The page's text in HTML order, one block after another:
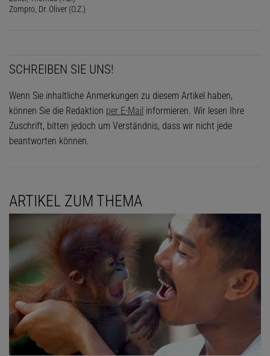
Zompro, Dr. Oliver (O.Z.)
SCHREIBEN SIE UNS!
Wenn Sie inhaltliche Anmerkungen zu diesem Artikel haben,
können Sie die Redaktion per E-Mail informieren. Wir lesen Ihre
Zuschrift, bitten jedoch um Verständnis, dass wir nicht jede
beantworten können.
ARTIKEL ZUM THEMA